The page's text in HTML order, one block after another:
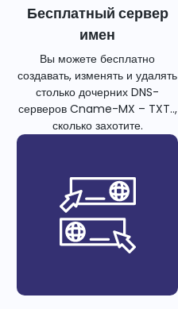
Бесплатный сервер
имен
Вы можете бесплатно
создавать, изменять и удалять
столько дочерних DNS-
серверов Cname-MX – TXT..,
сколько захотите.